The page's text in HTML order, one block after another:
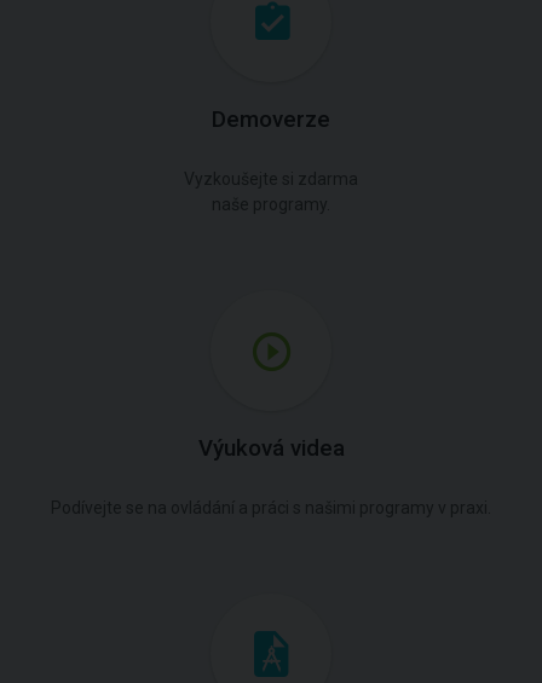
Demoverze
Výuková videa